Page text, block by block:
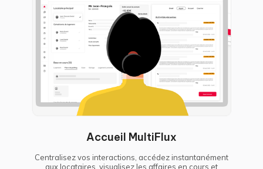
Accueil MultiFlux
Centralisez vos interactions, accédez instantanément
aux locataires, visualisez les affaires en cours et